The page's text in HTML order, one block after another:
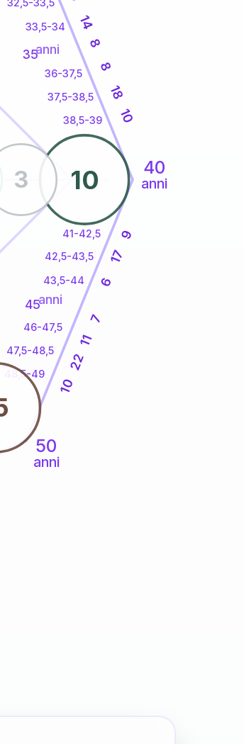
40
anni
50
anni
33,5-34
36-37,5
37,5-38,5
38,5-39
41-42,5
42,5-43,5
43,5-44
46-47,5
47,5-48,5
48,5-49
14
8
8
18
10
9
17
6
7
11
22
10
10
3
35anni
45anni